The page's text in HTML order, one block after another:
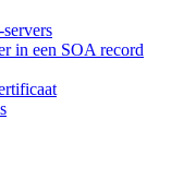
in een SOA record